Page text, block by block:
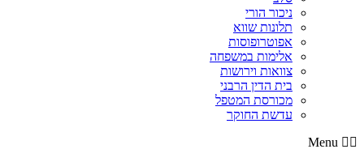
ניכור הורי
תלונות שווא
אפוטרופוסות
אלימות במשפחה
צוואות וירושות
בית הדין הרבני
מכורסת המטפל
עדשת החוקר
Menu